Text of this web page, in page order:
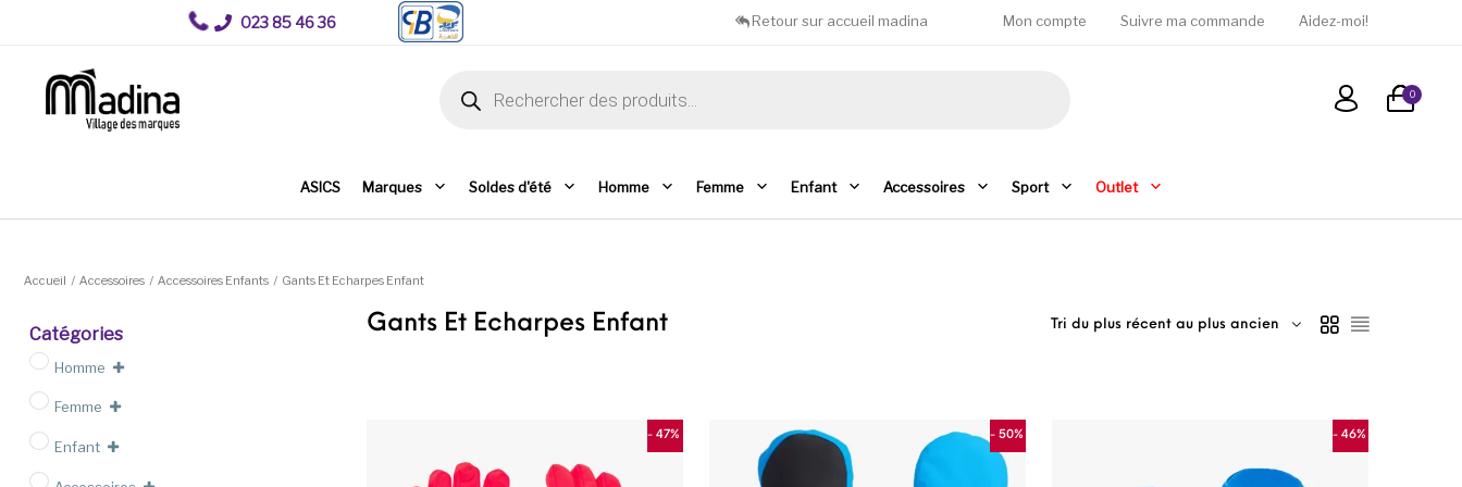
023 85 46 36 Retour sur accueil madina Mon compte Suivre ma commande Aidez-moi!
0
ASICS Marques Soldes d'été Homme Femme Enfant Accessoires Sport Outlet
Accueil / Accessoires / Accessoires Enfants / Gants Et Echarpes Enfant
Catégories
Homme
Femme
Enfant
Gants Et Echarpes Enfant Tri du plus récent au plus ancien
- 47%
Ce produit a plusieurs variations. Les options peuvent être choisies sur la page du produit
- 50%
Ce produit a plusieurs variations. Les options peuvent être
- 46%
Ce produit a